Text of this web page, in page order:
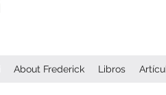
About Frederick Libros